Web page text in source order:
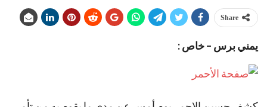
Share
يمني برس – خاص :